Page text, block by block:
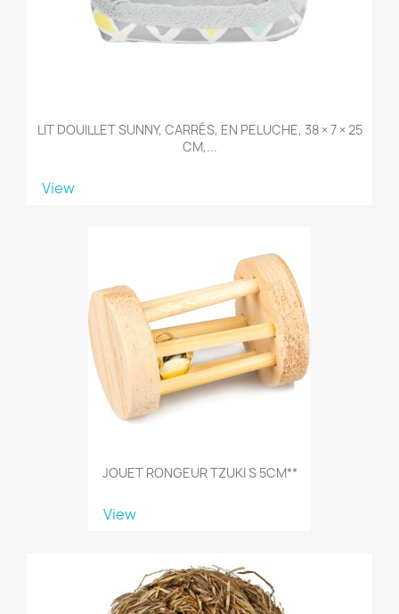
LIT DOUILLET SUNNY, CARRÉS, EN PELUCHE, 38 × 7 × 25
CM,...
View
JOUET RONGEUR TZUKI S 5CM**
View